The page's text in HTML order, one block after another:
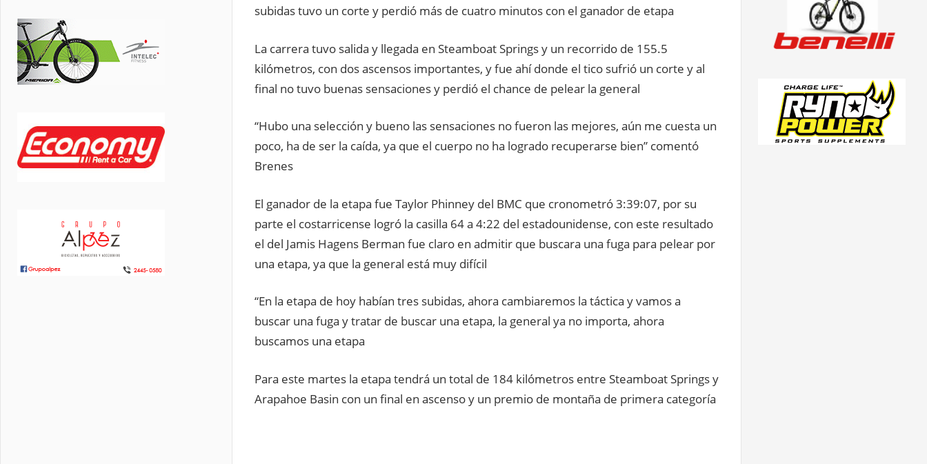
subidas tuvo un corte y perdió más de cuatro minutos con el ganador de etapa
La carrera tuvo salida y llegada en Steamboat Springs y un recorrido de 155.5
kilómetros, con dos ascensos importantes, y fue ahí donde el tico sufrió un corte y al
final no tuvo buenas sensaciones y perdió el chance de pelear la general
“Hubo una selección y bueno las sensaciones no fueron las mejores, aún me cuesta un
poco, ha de ser la caída, ya que el cuerpo no ha logrado recuperarse bien” comentó
Brenes
El ganador de la etapa fue Taylor Phinney del BMC que cronometró 3:39:07, por su
parte el costarricense logró la casilla 64 a 4:22 del estadounidense, con este resultado
el del Jamis Hagens Berman fue claro en admitir que buscara una fuga para pelear por
una etapa, ya que la general está muy difícil
“En la etapa de hoy habían tres subidas, ahora cambiaremos la táctica y vamos a
buscar una fuga y tratar de buscar una etapa, la general ya no importa, ahora
buscamos una etapa
Para este martes la etapa tendrá un total de 184 kilómetros entre Steamboat Springs y
Arapahoe Basin con un final en ascenso y un premio de montaña de primera categoría